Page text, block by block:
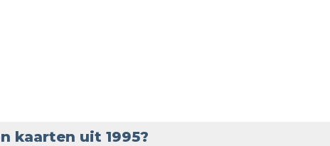
kaarten uit 1995?